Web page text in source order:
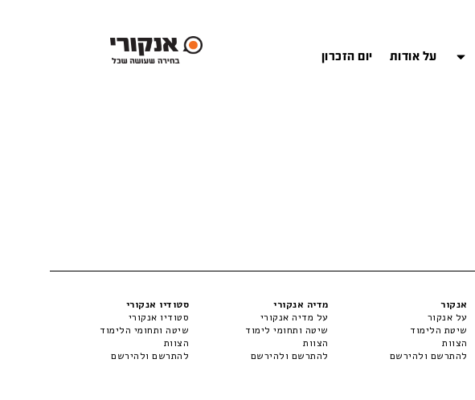
על אודות יום הזכרון
אנקור
על אנקור
שיטת הלימוד
הצוות
להתרשם ולהירשם
מדיה אנקורי
על מדיה אנקורי
שיטה ותחומי לימוד
הצוות
להתרשם ולהירשם
סטודיו אנקורי
סטודיו אנקורי
שיטה ותחומי הלימוד
הצוות
להתרשם ולהירשם